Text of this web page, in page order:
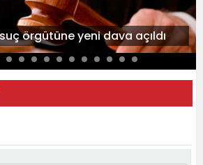
örgütüne yeni dava açıldı